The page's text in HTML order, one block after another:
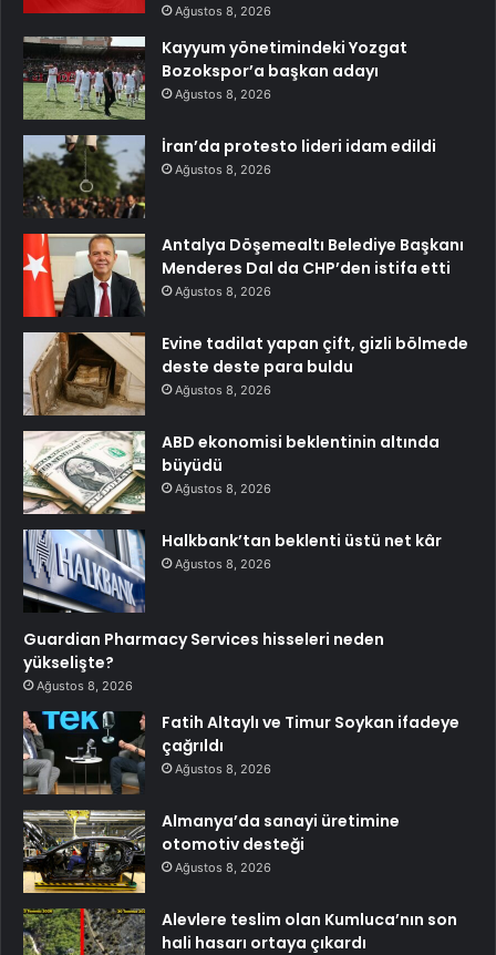
Ağustos 8, 2026
Kayyum yönetimindeki Yozgat
Bozokspor’a başkan adayı
Ağustos 8, 2026
İran’da protesto lideri idam edildi
Ağustos 8, 2026
Antalya Döşemealtı Belediye Başkanı
Menderes Dal da CHP’den istifa etti
Ağustos 8, 2026
Evine tadilat yapan çift, gizli bölmede
deste deste para buldu
Ağustos 8, 2026
ABD ekonomisi beklentinin altında
büyüdü
Ağustos 8, 2026
Halkbank’tan beklenti üstü net kâr
Ağustos 8, 2026
Guardian Pharmacy Services hisseleri neden
yükselişte?
Ağustos 8, 2026
Fatih Altaylı ve Timur Soykan ifadeye
çağrıldı
Ağustos 8, 2026
Almanya’da sanayi üretimine
otomotiv desteği
Ağustos 8, 2026
Alevlere teslim olan Kumluca’nın son
hali hasarı ortaya çıkardı